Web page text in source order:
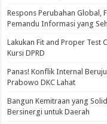
Respons Perubahan Global,
Pemandu Informasi yang
Lakukan Fit and Proper Test
Kursi DPRD
Panas! Konflik Internal
Prabowo DKC Lahat
Bangun Kemitraan yang
Bersinergi untuk Daerah